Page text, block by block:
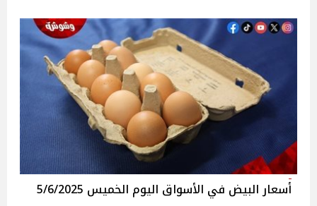
أسعار البيض في الأسواق‎‎ اليوم الخميس 5/6/2025